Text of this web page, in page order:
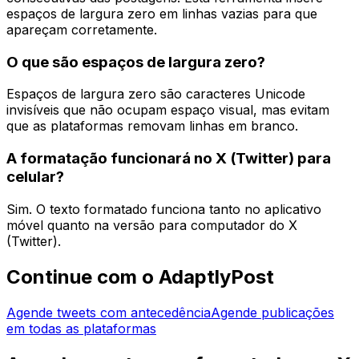
espaços de largura zero em linhas vazias para que
apareçam corretamente.
O que são espaços de largura zero?
Espaços de largura zero são caracteres Unicode
invisíveis que não ocupam espaço visual, mas evitam
que as plataformas removam linhas em branco.
A formatação funcionará no X (Twitter) para
celular?
Sim. O texto formatado funciona tanto no aplicativo
móvel quanto na versão para computador do X
(Twitter).
Continue com o AdaptlyPost
Agende tweets com antecedênciaAgende publicações
em todas as plataformas